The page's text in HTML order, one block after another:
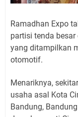
Ramadhan Expo
partisi tenda
yang ditampilkan
otomotif.
Menariknya,
usaha asal Kota
Bandung,